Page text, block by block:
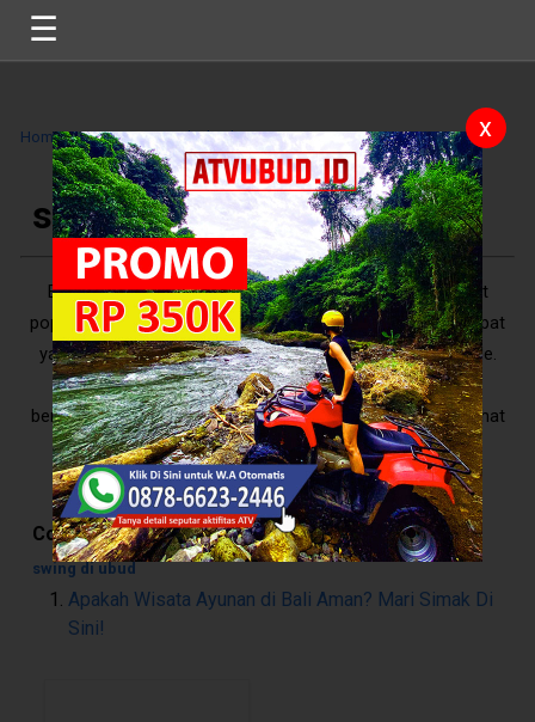
x
☰
Home >>Tag >>swing di ubud >>
swing di ubud
Belakangan ini, ayunan atau wisata ayunan di Bali sangat
populer di kalangan wisatawan. Wisata ini merupakan tempat
yang lagi hitsnya untuk berburu foto yang instagrammable.
Mendengar kata ayunan mungkin akan membuat anda
bertanya-tanya, apa istimewanya? Percaya deh! Saat melihat
ayunan-ayunan ini p ..
5/10Reviews
Contents
swing di ubud
Apakah Wisata Ayunan di Bali Aman? Mari Simak Di
Sini!